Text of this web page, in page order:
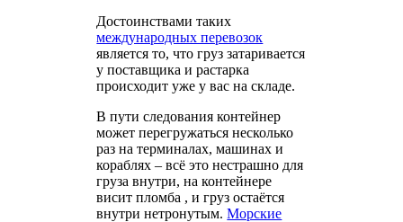
Достоинствами таких
международных перевозок
является то, что груз затаривается
у поставщика и растарка
происходит уже у вас на складе.
В пути следования контейнер
может перегружаться несколько
раз на терминалах, машинах и
кораблях – всё это нестрашно для
груза внутри, на контейнере
висит пломба , и груз остаётся
внутри нетронутым.Морские